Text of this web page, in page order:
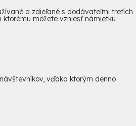
a zdieľané s dodávateľmi tretích
môžete vzniesť námietku
vďaka ktorým denno